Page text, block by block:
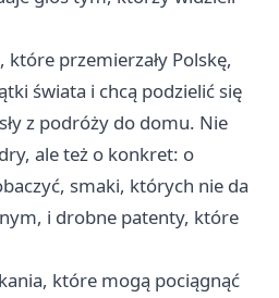
przemierzały Polskę,
świata i chcą podzielić się
z podróży do domu. Nie
ale też o konkret: o
smaki, których nie da
i drobne patenty, które
które mogą pociągnąć